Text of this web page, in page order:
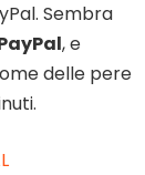
Sembra
, e
delle pere